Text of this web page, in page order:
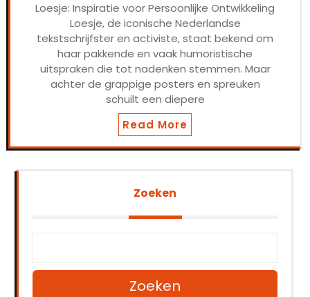
Loesje: Inspiratie voor Persoonlijke Ontwikkeling
Loesje, de iconische Nederlandse
tekstschrijfster en activiste, staat bekend om
haar pakkende en vaak humoristische
uitspraken die tot nadenken stemmen. Maar
achter de grappige posters en spreuken
schuilt een diepere
Read More
Zoeken
Zoeken